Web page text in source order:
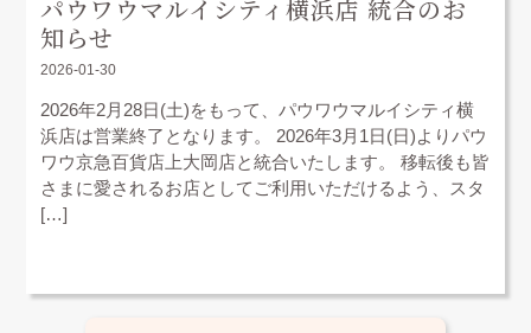
パウワウマルイシティ横浜店 統合のお
知らせ
2026-01-30
2026年2月28日(土)をもって、パウワウマルイシティ横
浜店は営業終了となります。 2026年3月1日(日)よりパウ
ワウ京急百貨店上大岡店と統合いたします。 移転後も皆
さまに愛されるお店としてご利用いただけるよう、スタ
[…]